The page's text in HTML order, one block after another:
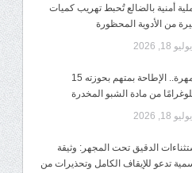
أمنية بالضالع تُحبط تهريب كميات
من الأدوية المحظورة
يوليو 18, 2026
المهرة.. الإطاحة بمتهم بحوزته 15
من مادة الشبو المخدرة
يوليو 18, 2026
الدقيق تحت المجهر: وثيقة
تدعو للإيقاف الكامل وتحذيرات من